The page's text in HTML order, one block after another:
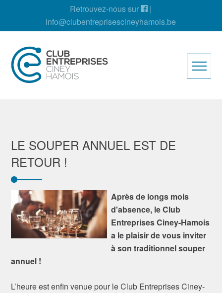
Retrouvez-nous sur
|
info@clubentreprisescineyhamois.be
LE SOUPER ANNUEL EST DE
RETOUR !
Après de longs mois
d'absence, le Club
Entreprises Ciney-Hamois
a le plaisir de vous inviter
à son traditionnel souper
annuel !
L’heure est enfin venue pour le Club Entreprises Ciney-